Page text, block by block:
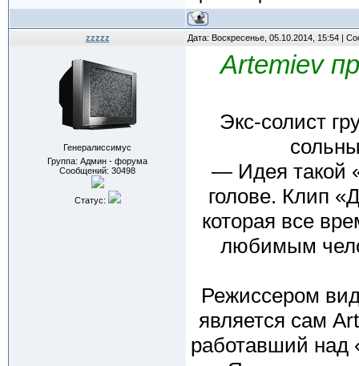
zzzzz Дата: Воскресенье, 05.10.2014, 15:54 |
Генералиссимус
Группа: Админ - форума
Сообщений: 30498
Статус:
Artemiev
Экс-солист
— Идея такой
голове. Клип
которая все
любимым
Режиссером
является сам
работавший над